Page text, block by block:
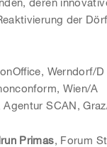
der
Werndorf/D
Wien/A
Agentur SCAN,
Primas, Forum